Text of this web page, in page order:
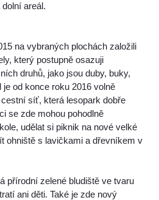
areál.
na vybraných plochách založili
který postupně osazuji
druhů, jako jsou duby, buky,
je od konce roku 2016 volně
síť, která lesopark dobře
se zde mohou pohodlně
udělat si piknik na nové velké
ohniště s lavičkami a dřevníkem v
přírodní zelené bludiště ve tvaru
ani děti. Také je zde nový